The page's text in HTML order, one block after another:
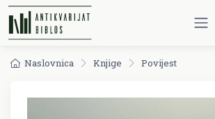
Naslovnica Knjige Povijest